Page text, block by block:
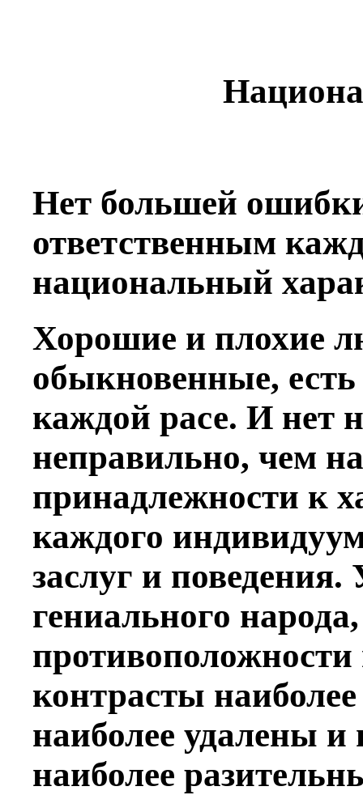
Нет большей
ответственным
национальный
Хорошие и плохие
обыкновенные,
каждой расе. И нет
неправильно, чем
принадлежности к
каждого
заслуг и поведения.
гениального
контрасты
наиболее удалены и
наиболее